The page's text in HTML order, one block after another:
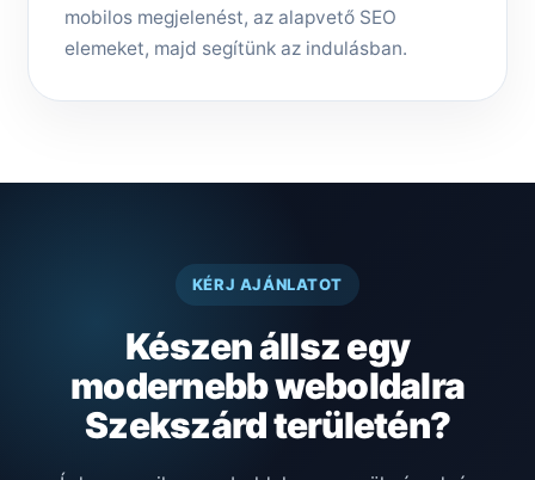
mobilos megjelenést, az alapvető SEO
elemeket, majd segítünk az indulásban.
KÉRJ AJÁNLATOT
Készen állsz egy
modernebb weboldalra
Szekszárd területén?